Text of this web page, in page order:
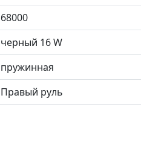
68000
черный 16 W
пружинная
Правый руль